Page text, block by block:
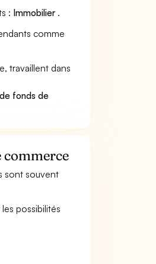
: Immobilier .
comme
travaillent dans
fonds de
commerce
sont souvent
possibilités